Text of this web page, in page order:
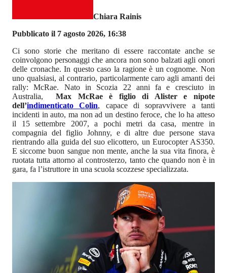
Chiara Rainis
Pubblicato il 7 agosto 2026, 16:38
Ci sono storie che meritano di essere raccontate anche se
coinvolgono personaggi che ancora non sono balzati agli onori
delle cronache. In questo caso la ragione è un cognome. Non
uno qualsiasi, al contrario, particolarmente caro agli amanti dei
rally: McRae. Nato in Scozia 22 anni fa e cresciuto in
Australia,
Max McRae è figlio di Alister e nipote
dell’indimenticato Colin, capace di sopravvivere a tanti
incidenti in auto, ma non ad un destino feroce, che lo ha atteso
il 15 settembre 2007, a pochi metri da casa, mentre in
compagnia del figlio Johnny, e di altre due persone stava
rientrando alla guida del suo elicottero, un Eurocopter AS350.
E siccome buon sangue non mente, anche la sua vita finora, è
ruotata tutta attorno al controsterzo, tanto che quando non è in
gara, fa l’istruttore in una scuola scozzese specializzata.